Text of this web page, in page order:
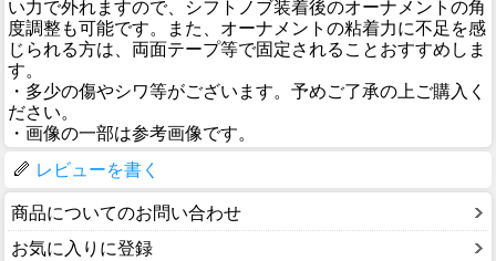
い力で外れますので、シフトノブ装着後のオーナメントの角
度調整も可能です。また、オーナメントの粘着力に不足を感
じられる方は、両面テープ等で固定されることおすすめしま
す。
・多少の傷やシワ等がございます。予めご了承の上ご購入く
ださい。
・画像の一部は参考画像です。
レビューを書く
商品についてのお問い合わせ
お気に入りに登録